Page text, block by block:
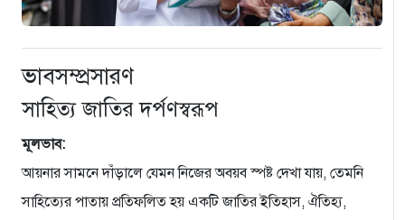
ভাবসম্প্রসারণ
সাহিত্য জাতির দর্পণস্বরূপ
মূলভাব:
আয়নার সামনে দাঁড়ালে যেমন নিজের অবয়ব স্পষ্ট দেখা যায়, তেমনি
সাহিত্যের পাতায় প্রতিফলিত হয় একটি জাতির ইতিহাস, ঐতিহ্য,